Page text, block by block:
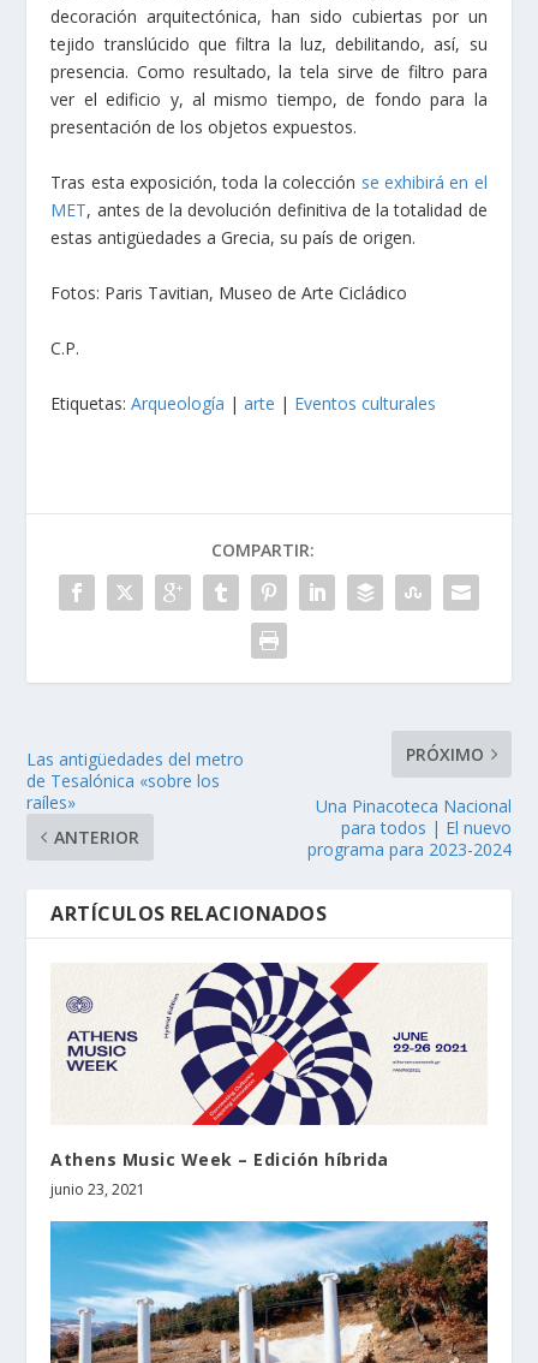
decoración arquitectónica, han sido cubiertas por un
tejido translúcido que filtra la luz, debilitando, así, su
presencia. Como resultado, la tela sirve de filtro para
ver el edificio y, al mismo tiempo, de fondo para la
presentación de los objetos expuestos.
Tras esta exposición, toda la colección se exhibirá en el
MET, antes de la devolución definitiva de la totalidad de
estas antigüedades a Grecia, su país de origen.
Fotos: Paris Tavitian, Museo de Arte Cicládico
C.P.
Etiquetas:Arqueología |arte | Eventos culturales
COMPARTIR:
Las antigüedades del metro
de Tesalónica «sobre los
raíles»
ANTERIOR
PRÓXIMO
Una Pinacoteca Nacional
para todos | El nuevo
programa para 2023-2024
ARTÍCULOS RELACIONADOS
Athens Music Week – Edición híbrida
junio 23, 2021